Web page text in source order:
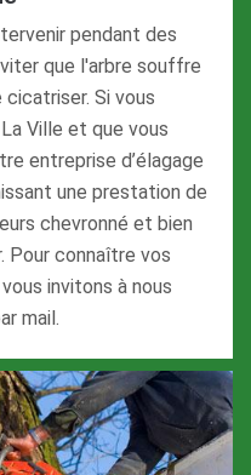
pendant des
que l'arbre souffre
Si vous
Ville et que vous
entreprise d’élagage
une prestation de
chevronné et bien
Pour connaître vos
invitons à nous
mail.